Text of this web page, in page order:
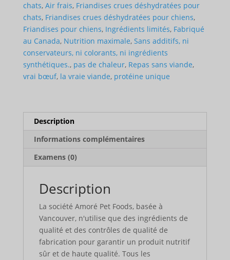
chats, Air frais, Friandises crues déshydratées pour
chats, Friandises crues déshydratées pour chiens,
Friandises pour chiens, Ingrédients limités, Fabriqué
au Canada, Nutrition maximale, Sans additifs, ni
conservateurs, ni colorants, ni ingrédients
synthétiques., pas de chaleur, Repas sans viande,
vrai bœuf, la vraie viande, protéine unique
Description
Informations complémentaires
Examens (0)
Description
La société Amoré Pet Foods, basée à
Vancouver, n'utilise que des ingrédients de
qualité et des contrôles de qualité de
fabrication pour garantir un produit nutritif
sûr et de haute qualité. Tous les